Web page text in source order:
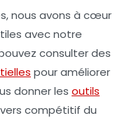
nous avons à cœur
avec notre
consulter des
pour améliorer
donner les outils
compétitif du